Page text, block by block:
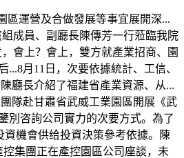
運營及合做發展等事宜展開深...
成員、副廳長陳傳芳一行蒞臨我院
會上？會上，雙方就產業招商、園
月11日，次要依據統計、工信、
廳長介紹了福建省產業資源、从...
隊赴甘肅省武威工業園區開展《武
別咨詢公司實力的次要方式。為了
機會供给投資決策參考依據。陳
集團正在產控園區公司座談，未